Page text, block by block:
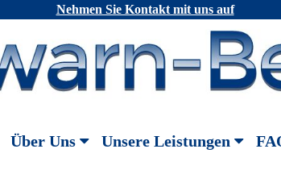
Nehmen Sie Kontakt mit uns auf
Über Uns Unsere Leistungen